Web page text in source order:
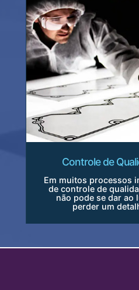
Controle de
Em muitos processos
de controle de
não pode se dar ao
perder um